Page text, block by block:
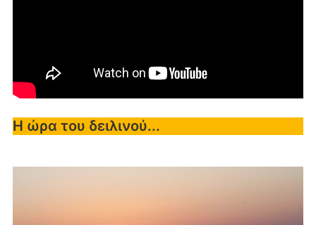
Η ώρα του δειλινού...